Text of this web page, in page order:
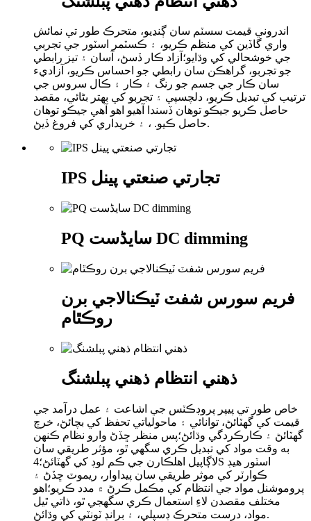
اندروني قيمت سسٽم سان ڳنڍيو، متحرڪ طور تي نمائش
واري گاڏين کي منظم ڪريو، ۽ ڪسٽمر اسٽور جي تجربي
جي خوشحالي کي وڌايو؛آزاد ڪار ڏسڻ، آسان ۽ تيز رابطي
جو تجربو، گراهڪن سان رابطي جو احساس ڪريو، آزاديء
سان ڪار جي جسم جو رنگ ۽ ڪار ۽ ڪال سروس جي
ترتيب کي تبديل ڪريو، دلچسپي ۽ تجربو کي بهتر بڻائي، مقصد
حاصل ڪريو جيڪو توھان ڏسندا آھيو اھو آھي جيڪو توھان
حاصل ڪيو. ، ۽ خريداري کي فروغ ڏيڻ.
IPS تجارتي صنعتي پينل
PQ سایڈست DC dimming
فريم سورس شفٽ ٽيڪنالاجي برن
روڪٿام
ذھني انتظام ذھني پبلشنگ
خاص طور تي پيپر پروڊڪٽس جي اشاعت ۽ عمل درآمد جي
قيمت کي گھٽائڻ، توانائي ۽ ماحولياتي تحفظ کي بچائڻ، خرچ
گھٽائڻ ۽ ڪارڪردگي وڌائڻ؛پس منظر ڇڏڻ وارو نظام ڪنهن
به وقت مواد کي تبديل ڪري سگهي ٿو، مؤثر طريقي سان
لاڳاپيل اهلڪارن جي ڪم لوڊ کي گهٽائڻ؛4S اسٽور هيڊ
ڪوارٽر کي موثر طريقي سان پيداوار، ريموٽ ڇڏڻ ۽
پروموشنل مواد جي انتظام کي مڪمل ڪرڻ ۾ مدد ڪريو؛اهو
مختلف مقصدن لاءِ استعمال ڪري سگھجي ٿو، ذاتي ٿيل
مواد، درست متحرڪ ڊسپلي، ۽ برانڊ ٽونٽي کي وڌائڻ.